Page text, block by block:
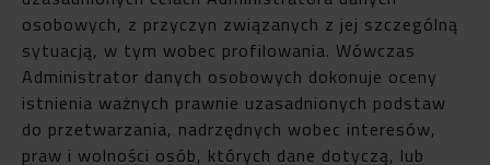
osobowych, z przyczyn związanych z jej szczególną
sytuacją, w tym wobec profilowania. Wówczas
Administrator danych osobowych dokonuje oceny
istnienia ważnych prawnie uzasadnionych podstaw
do przetwarzania, nadrzędnych wobec interesów,
praw i wolności osób, których dane dotyczą, lub